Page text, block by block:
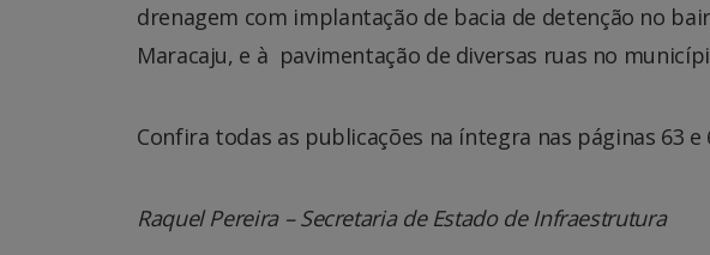
drenagem com implantação de bacia de detenção no
Maracaju, e à pavimentação de diversas ruas no
Confira todas as publicações na íntegra nas páginas 63 e
Raquel Pereira – Secretaria de Estado de Infraestrutura